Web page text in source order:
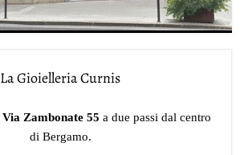
La Gioielleria Curnis
Via Zambonate 55 a due passi dal centro
di Bergamo.